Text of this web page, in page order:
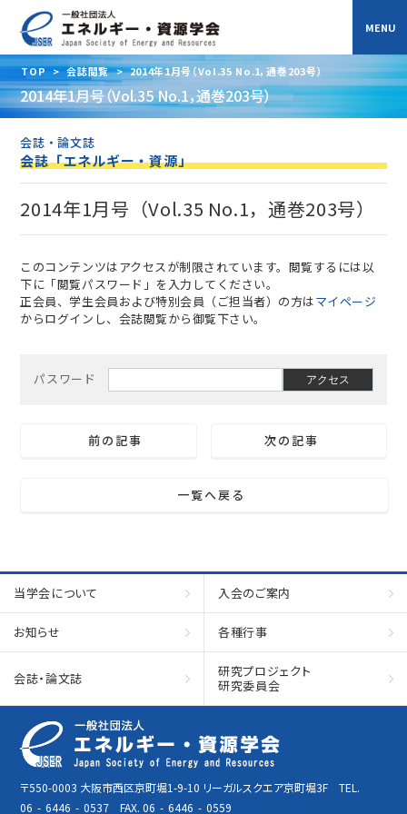
TOP > 会誌閲覧 > 2014年1月号（Vol.35 No.1，通巻203号）
2014年1月号（Vol.35 No.1，通巻203号）
会誌・論文誌
会誌「エネルギー・資源」
2014年1月号（Vol.35 No.1，通巻203号）
このコンテンツはアクセスが制限されています。閲覧するには以
下に「閲覧パスワード」を入力してください。
正会員、学生会員および特別会員（ご担当者）の方はマイページ
からログインし、会誌閲覧から御覧下さい。
前の記事
一覧へ戻る
次の記事
当学会について 入会のご案内
お知らせ 各種行事
会誌・論文誌
研究プロジェクト
研究委員会
〒550-0003 大阪市西区京町堀1-9-10 リーガルスクエア京町堀3F TEL.
06 - 6446 - 0537 FAX. 06 - 6446 - 0559